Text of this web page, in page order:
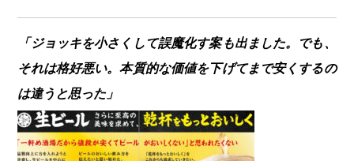
「ジョッキを小さくして誤魔化す案も出ました。でも、
それは格好悪い。本質的な価値を下げてまで安くするの
は違うと思った」